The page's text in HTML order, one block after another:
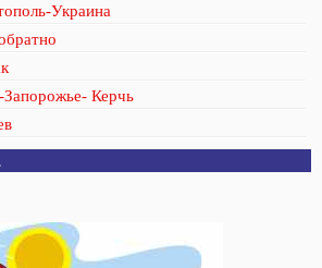
Украина
Керчь